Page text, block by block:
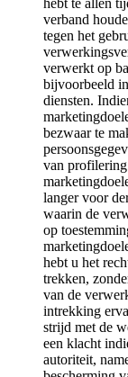
hebt te allen
verband
tegen het
verwerkt op
bijvoorbeeld
diensten.
bezwaar te
van
langer voor
waarin de
op
hebt u het
trekken,
van de
intrekking
strijd met de
een klacht
autoriteit,